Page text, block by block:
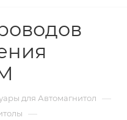
для Автомагнитол —
—